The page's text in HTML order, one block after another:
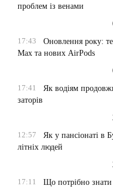
проблем із венами
17:43
Оновлення року:
Max та нових AirPods
17:41
Як водіям
заторів
12:57
Як у пансіонаті в
літніх людей
17:11
Що потрібно знати